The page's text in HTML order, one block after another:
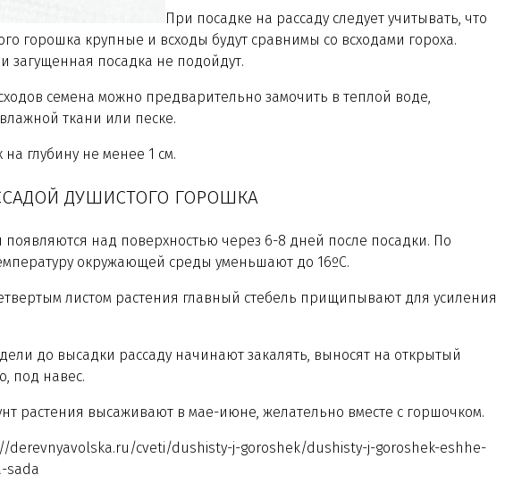
При посадке на рассаду следует учитывать, что
горошка крупные и всходы будут сравнимы со всходами гороха.
загущенная посадка не подойдут.
семена можно предварительно замочить в теплой воде,
ткани или песке.
глубину не менее 1 см.
ДУШИСТОГО ГОРОШКА
над поверхностью через 6-8 дней после посадки. По
окружающей среды уменьшают до 16ºС.
листом растения главный стебель прищипывают для усиления
до высадки рассаду начинают закалять, выносят на открытый
под навес.
растения высаживают в мае-июне, желательно вместе с горшочком.
derevnyavolska.ru/cveti/dushisty-j-goroshek/dushisty-j-goroshek-eshhe-
sada